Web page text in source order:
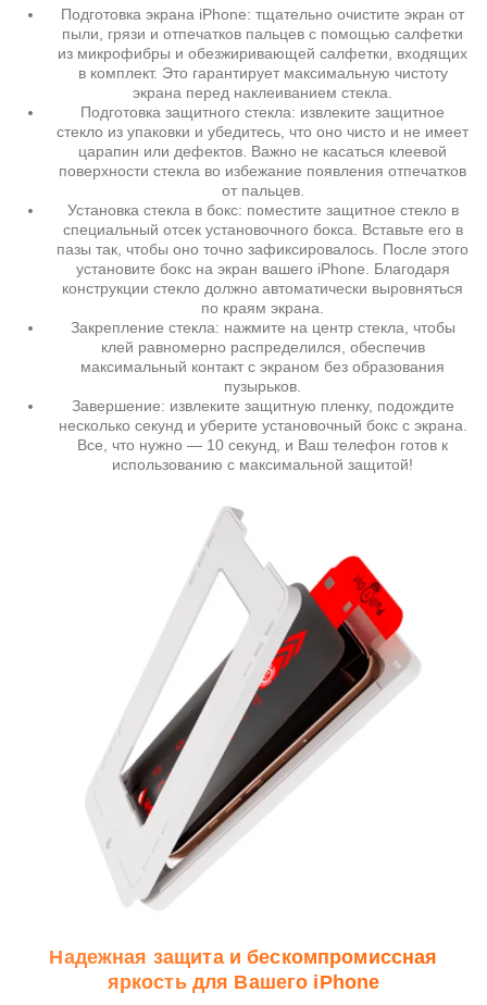
Подготовка экрана iPhone: тщательно очистите экран от
пыли, грязи и отпечатков пальцев с помощью салфетки
из микрофибры и обезжиривающей салфетки, входящих
в комплект. Это гарантирует максимальную чистоту
экрана перед наклеиванием стекла.
Подготовка защитного стекла: извлеките защитное
стекло из упаковки и убедитесь, что оно чисто и не имеет
царапин или дефектов. Важно не касаться клеевой
поверхности стекла во избежание появления отпечатков
от пальцев.
Установка стекла в бокс: поместите защитное стекло в
специальный отсек установочного бокса. Вставьте его в
пазы так, чтобы оно точно зафиксировалось. После этого
установите бокс на экран вашего iPhone. Благодаря
конструкции стекло должно автоматически выровняться
по краям экрана.
Закрепление стекла: нажмите на центр стекла, чтобы
клей равномерно распределился, обеспечив
максимальный контакт с экраном без образования
пузырьков.
Завершение: извлеките защитную пленку, подождите
несколько секунд и уберите установочный бокс с экрана.
Все, что нужно — 10 секунд, и Ваш телефон готов к
использованию с максимальной защитой!
Надежная защита и бескомпромиссная
яркость для Вашего iPhone